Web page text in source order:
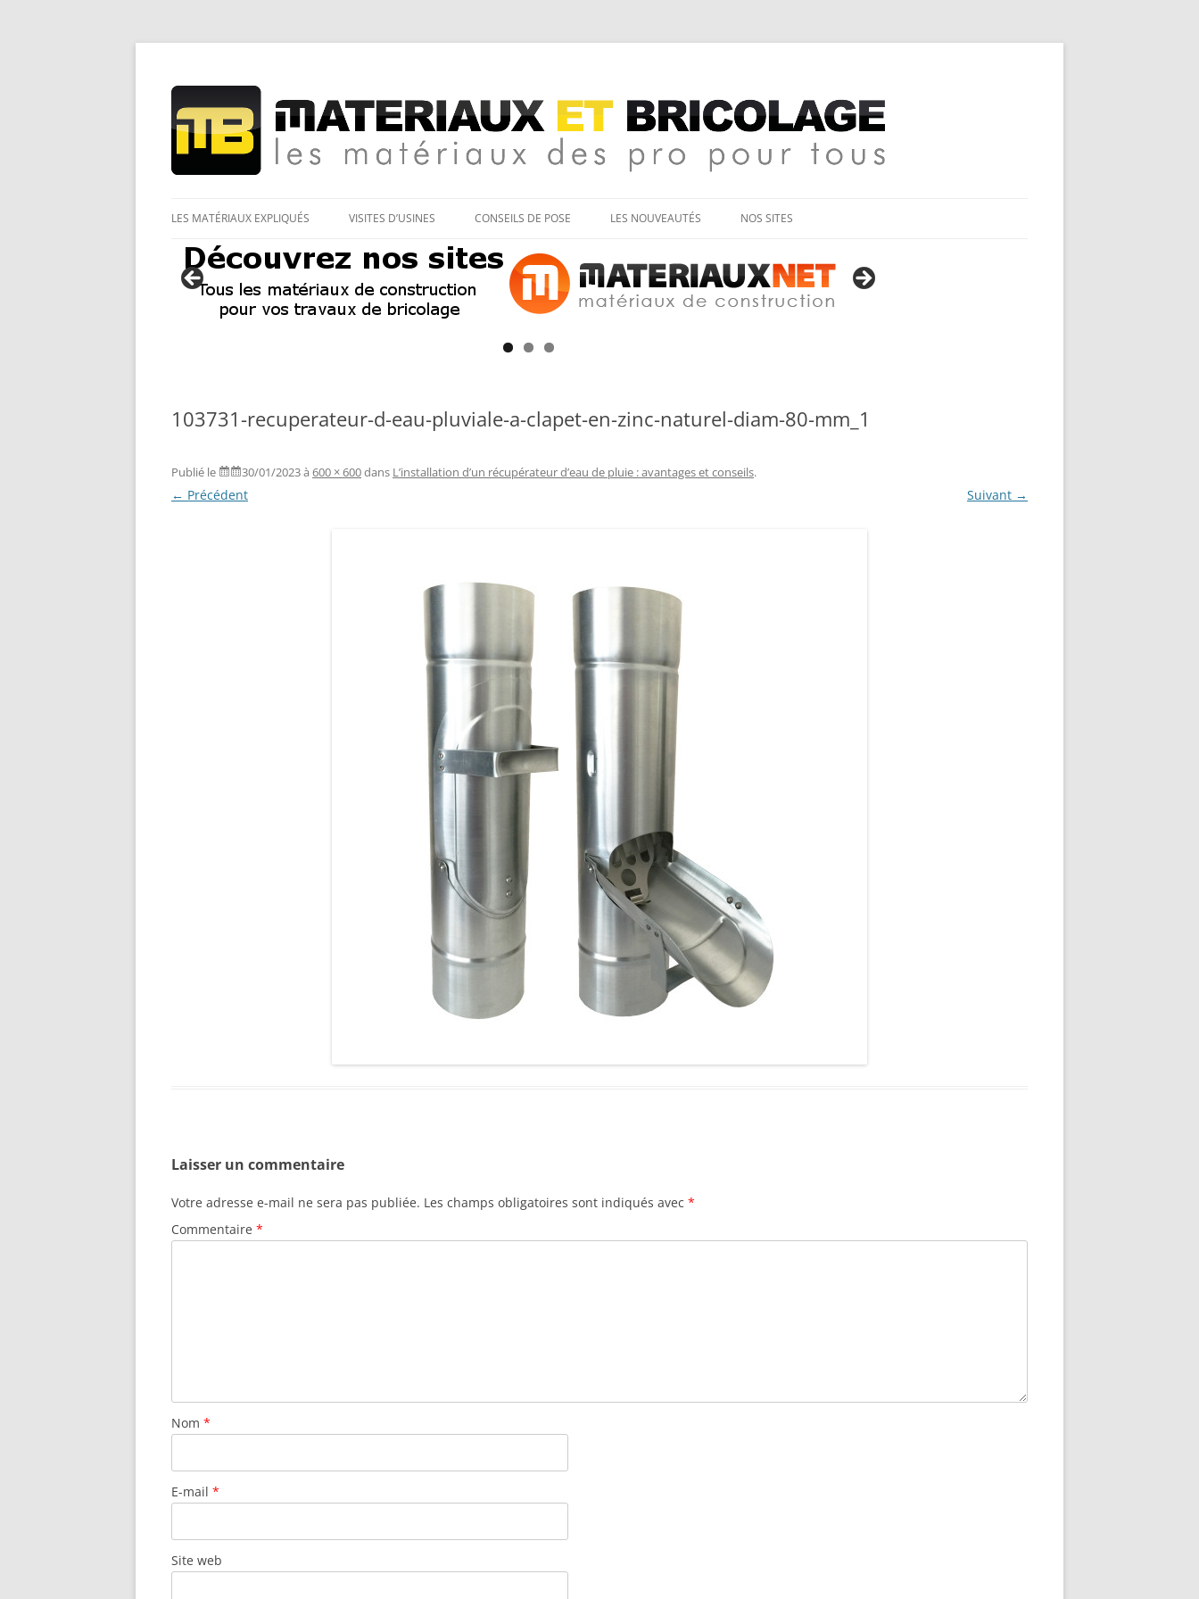
Matériaux et bricolage
au
LES MATÉRIAUX EXPLIQUÉS VISITES D’USINES CONSEILS DE POSE LES NOUVEAUTÉS NOS SITES
103731-recuperateur-d-eau-pluviale-a-clapet-en-zinc-naturel-diam-80-mm_1
Publié le 30/01/2023à 600 × 600dans L’installation d’un récupérateur d’eau de pluie : avantages et conseils.
← Précédent Suivant →
Laisser un commentaire
Votre adresse e-mail ne sera pas publiée. Les champs obligatoires sont indiqués avec *
Commentaire *
Nom *
E-mail *
Site web